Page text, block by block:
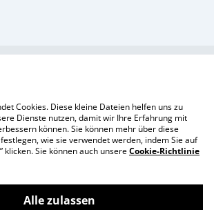
Nonies
SumUp
Cookie-Richtlinie
Cookies. Diese kleine Dateien helfen uns zu
Dienste nutzen, damit wir Ihre Erfahrung mit
können. Sie können mehr über diese
wie sie verwendet werden, indem Sie auf
klicken. Sie können auch unsereCookie-Richtlinie
Alle zulassen